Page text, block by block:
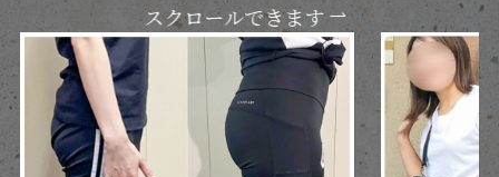
スクロールできます